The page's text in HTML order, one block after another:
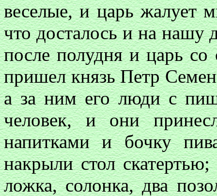
веселые, и царь жалует
что досталось и на
после полудня и царь
пришел князь Петр
а за ним его люди с
человек, и они
напитками и бочку
накрыли стол
ложка, солонка, два